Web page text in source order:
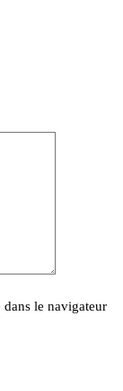
le navigateur